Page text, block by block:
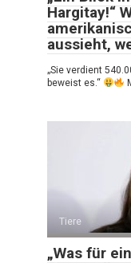
Hargitay!“
aussieht,
„Sie verdient
beweist es.“
Tiere
„Was für